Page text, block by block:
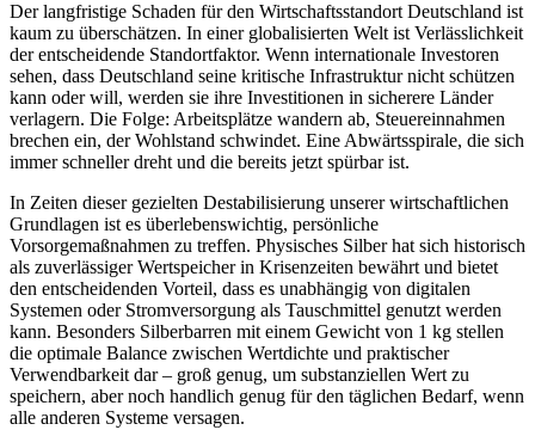
Der langfristige Schaden für den Wirtschaftsstandort Deutschland ist
kaum zu überschätzen. In einer globalisierten Welt ist Verlässlichkeit
der entscheidende Standortfaktor. Wenn internationale Investoren
sehen, dass Deutschland seine kritische Infrastruktur nicht schützen
kann oder will, werden sie ihre Investitionen in sicherere Länder
verlagern. Die Folge: Arbeitsplätze wandern ab, Steuereinnahmen
brechen ein, der Wohlstand schwindet. Eine Abwärtsspirale, die sich
immer schneller dreht und die bereits jetzt spürbar ist.
In Zeiten dieser gezielten Destabilisierung unserer wirtschaftlichen
Grundlagen ist es überlebenswichtig, persönliche
Vorsorgemaßnahmen zu treffen. Physisches Silber hat sich historisch
als zuverlässiger Wertspeicher in Krisenzeiten bewährt und bietet
den entscheidenden Vorteil, dass es unabhängig von digitalen
Systemen oder Stromversorgung als Tauschmittel genutzt werden
kann. Besonders Silberbarren mit einem Gewicht von 1 kg stellen
die optimale Balance zwischen Wertdichte und praktischer
Verwendbarkeit dar – groß genug, um substanziellen Wert zu
speichern, aber noch handlich genug für den täglichen Bedarf, wenn
alle anderen Systeme versagen.